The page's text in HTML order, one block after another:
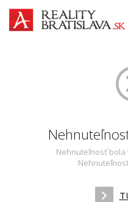
Nehnuteľnosť bola